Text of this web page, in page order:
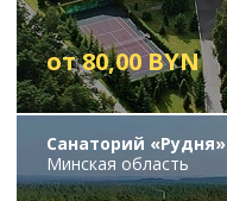
от 80,00 BYN
Санаторий «Рудня»
Минская область